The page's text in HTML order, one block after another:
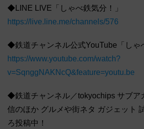
◆LINE LIVE「しゃべ鉄気分！」
https://live.line.me/channels/576
◆鉄道チャンネル公式YouTube「しゃ
https://www.youtube.com/watch?
v=SqnggNAKNcQ&feature=youtu.be
◆鉄道チャンネル／tokyochips サブア
信のほか グルメや街ネタ ガジェット
ろ投稿中！